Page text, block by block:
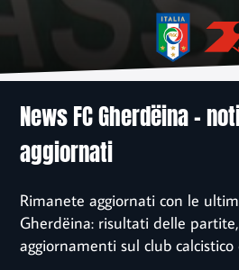
News FC Gherdëina –
aggiornati
Rimanete aggiornati con le
Gherdëina: risultati delle
aggiornamenti sul club